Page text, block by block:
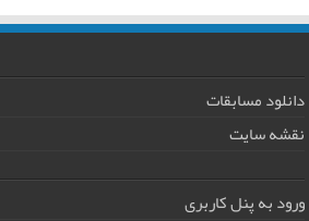
دانلود مسابقات
نقشه سایت
ورود به پنل کاربری